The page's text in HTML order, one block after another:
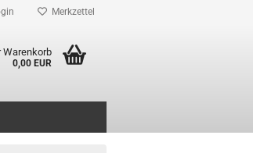
Merkzettel
Warenkorb
0,00 EUR